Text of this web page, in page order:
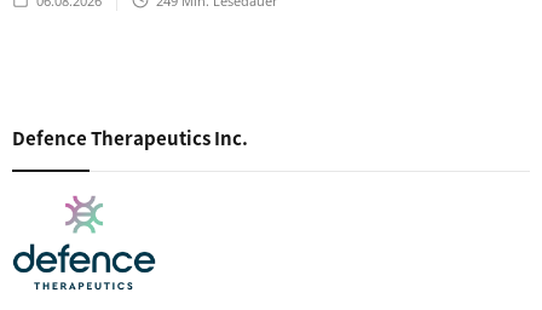
Defence Therapeutics Inc.